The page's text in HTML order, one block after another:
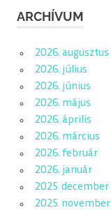
ARCHÍVUM
2026. augusztus
2026. július
2026. június
2026. május
2026. április
2026. március
2026. február
2026. január
2025. december
2025. november